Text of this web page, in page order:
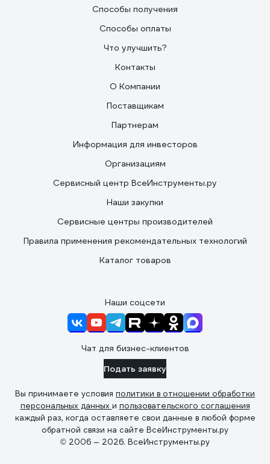
Способы получения
Способы оплаты
Что улучшить?
Контакты
О Компании
Поставщикам
Партнерам
Информация для инвесторов
Организациям
Сервисный центр ВсеИнструменты.ру
Наши закупки
Сервисные центры производителей
Правила применения рекомендательных технологий
Каталог товаров
Наши соцсети
Чат для бизнес-клиентов
Подать заявку
Вы принимаете условия политики в отношении обработки
персональных данных и пользовательского соглашения
каждый раз, когда оставляете свои данные в любой форме
обратной связи на сайте ВсеИнструменты.ру
© 2006 — 2026. ВсеИнструменты.ру